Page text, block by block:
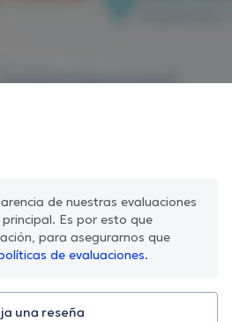
de nuestras evaluaciones
Es por esto que
para asegurarnos que
de evaluaciones.
una reseña